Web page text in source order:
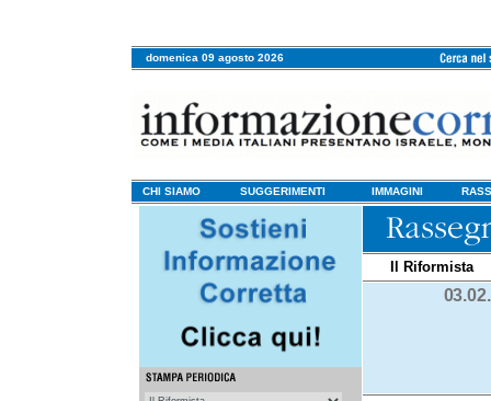
domenica 09 agosto 2026
CHI SIAMO SUGGERIMENTI IMMAGINI
Il Riformista